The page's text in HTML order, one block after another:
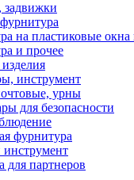
задвижки
на пластиковые окна
и прочее
инструмент
урны
для безопасности
фурнитура
для партнеров